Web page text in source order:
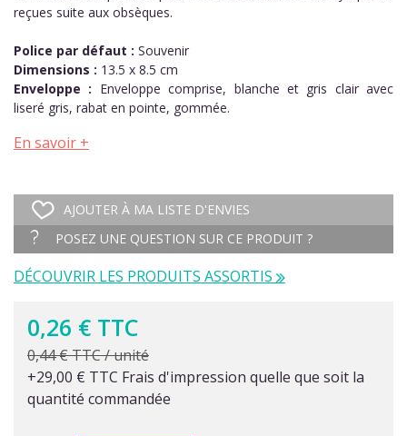
reçues suite aux obsèques.
Police par défaut : Souvenir
Dimensions : 13.5 x 8.5 cm
Enveloppe : Enveloppe comprise, blanche et gris clair avec
liseré gris, rabat en pointe, gommée.
En savoir +
AJOUTER À MA LISTE D'ENVIES
POSEZ UNE QUESTION SUR CE PRODUIT ?
DÉCOUVRIR LES PRODUITS ASSORTIS
0,26 € TTC
0,44 € TTC / unité
+29,00 € TTC Frais d'impression quelle que soit la
quantité commandée